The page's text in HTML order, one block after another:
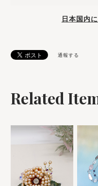
日本国内
通報する
Related